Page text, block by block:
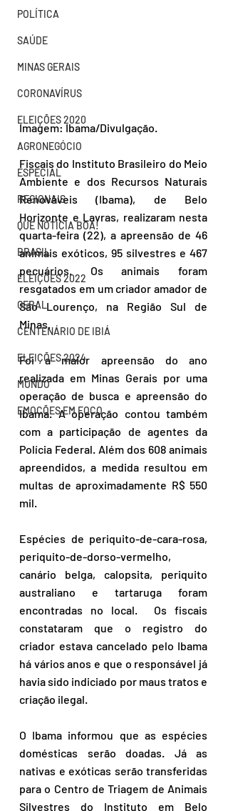
POLÍTICA
SAÚDE
MINAS GERAIS
CORONAVÍRUS
ELEIÇÕES 2020
AGRONEGÓCIO
ESPECIAL
REGIONAIS
QUE NOTÍCIA BOA!
BRASIL
ELEIÇÕES 2022
GERAL
CENTENÁRIO DE IBIÁ
ELEIÇÕES 2024
MUNDO
EMOÇÕES EM FOCO
Imagem: Ibama/Divulgação.
Fiscais do Instituto Brasileiro do Meio
Ambiente e dos Recursos Naturais
Renováveis ​​(Ibama), de Belo
Horizonte e Lavras, realizaram nesta
quarta-feira (22), a apreensão de 46
animais exóticos, 95 silvestres e 467
pecuários. Os animais foram
resgatados em um criador amador de
São Lourenço, na Região Sul de
Minas.
Foi a maior apreensão do ano
realizada em Minas Gerais por uma
operação de busca e apreensão do
Ibama. A operação contou também
com a participação de agentes da
Polícia Federal. Além dos 608 animais
apreendidos, a medida resultou em
multas de aproximadamente R$ 550
mil.
Espécies de periquito-de-cara-rosa,
periquito-de-dorso-vermelho,
canário belga, calopsita, periquito
australiano e tartaruga foram
encontradas no local.  Os fiscais
constataram que o registro do
criador estava cancelado pelo Ibama
há vários anos e que o responsável já
havia sido indiciado por maus tratos e
criação ilegal.
O Ibama informou que as espécies
domésticas serão doadas. Já as
nativas e exóticas serão transferidas
para o Centro de Triagem de Animais
Silvestres do Instituto em Belo